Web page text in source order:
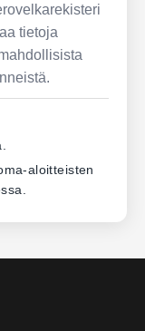
tietoja
aloitteisten